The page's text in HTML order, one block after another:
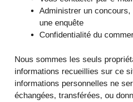
Administrer un concours,
une enquête
Confidentialité du
Nous sommes les seuls
informations recueillies sur ce
informations personnelles ne
échangées, transférées, ou